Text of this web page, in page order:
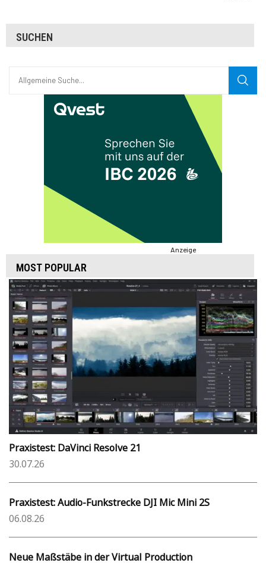
SUCHEN
Anzeige
MOST POPULAR
Praxistest: DaVinci Resolve 21
30.07.26
Praxistest: Audio-Funkstrecke DJI Mic Mini 2S
06.08.26
Neue Maßstäbe in der Virtual Production